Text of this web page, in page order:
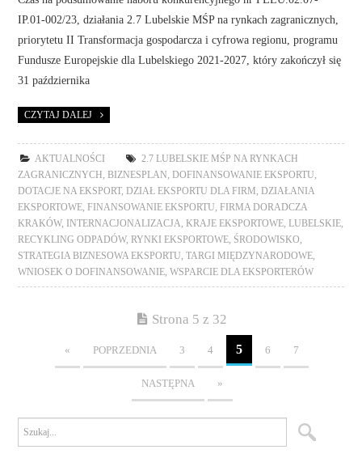
IP.01-002/23, działania 2.7 Lubelskie MŚP na rynkach zagranicznych,
priorytetu II Transformacja gospodarcza i cyfrowa regionu, programu
Fundusze Europejskie dla Lubelskiego 2021-2027, który zakończył się
31 października
CZYTAJ DALEJ
AKTUALNOŚCI
2.7 LUBELSKIE MŚP NA RYNKACH
ZAGRANICZNYCH ,BIZNESPLAN ,DOFINANSOWANIE EKSPORTU
DOTACJE NA EKSPORT,DZIAŁ EKSPORTU DLA FIRM ,DZIAŁANIA
EKSPORTOWE ,FINANSOWANIE EKSPORTU ,FIRMA DORADCZA
KRAKÓW, INTERNACJONALIZACJA ,KRAJE EKSPORTOWE ,LUBELSKIE
RECYKLING ODPADÓW,RYNKI EKSPORTOWE ŚRODOWISKO
STRATEGIA BIZNESOWA EKSPORTU ,TARGI MIĘDZYNARODOWE
WNIOSEK O DOFINANSOWANIE ,WSPARCIE DLA EKSPORTERÓW
Strona 5 z 32
« POPRZEDNIA 3 4 5 6 7
NASTĘPNA »